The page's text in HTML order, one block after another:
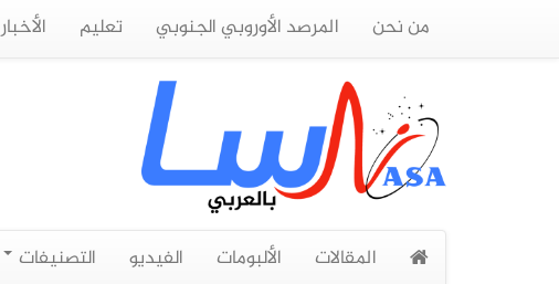
من نحن المرصد الأوروبي الجنوبي تعليم الأخبار
المقالات الألبومات الفيديو التصنيفات